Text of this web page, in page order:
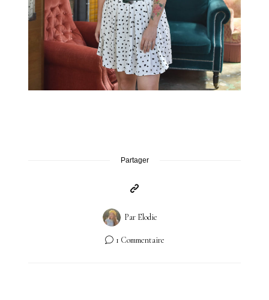
Partager
Par Elodie
1 Commentaire